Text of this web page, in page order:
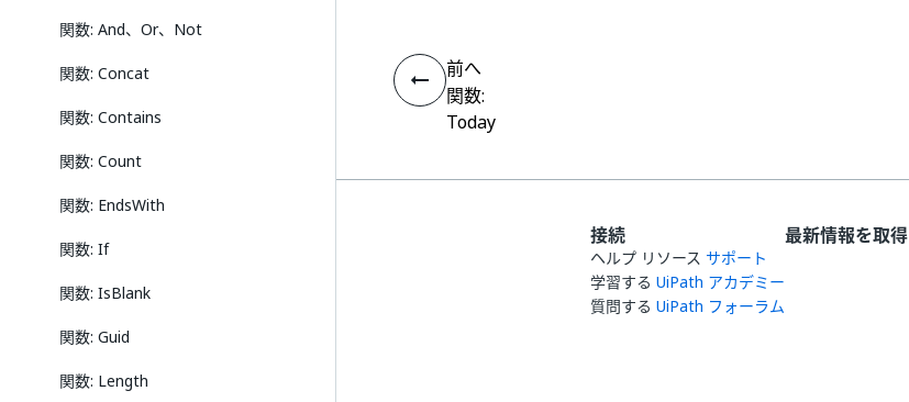
関数: And、Or、Not
関数: Concat
関数: Contains
関数: Count
関数: EndsWith
関数: If
関数: IsBlank
関数: Guid
関数: Length
前へ
関数:
Today
接続
ヘルプ リソース サポート
学習する UiPath アカデミー
質問する UiPath フォーラム
最新情報を取得